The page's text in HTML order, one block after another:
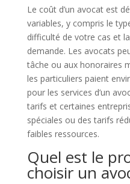
Le coût d’un avocat est
variables, y compris le
difficulté de votre cas et
demande. Les avocats
tâche ou aux honoraires
les particuliers paient
pour les services d’un
tarifs et certaines
spéciales ou des tarifs
faibles ressources.
Quel est le
choisir un